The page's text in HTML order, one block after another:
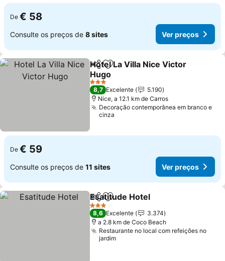
De € 58
Consulte os preços de 8 sites Ver preços
PartilharAdicionar aos favoritos
Hotel La Villa Nice Victor
Hugo
Ver preços
3 Estrelas
8,7 Excelente
5.190
Nice, a 12.1 km de Carros
Decoração contemporânea em branco e
cinza
De € 59
Consulte os preços de 11 sites Ver preços
PartilharAdicionar aos favoritos
Esatitude Hotel
3 Estrelas
8,6 Excelente
3.374
a 2.8 km de Coco Beach
Restaurante no local com refeições no
jardim